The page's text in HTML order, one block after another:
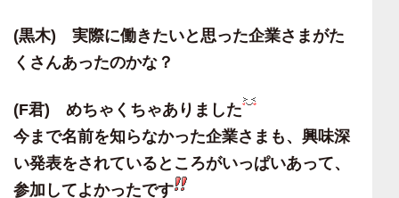
(黒木) 実際に働きたいと思った企業さまがた
くさんあったのかな？
(F君) めちゃくちゃありました
今まで名前を知らなかった企業さまも、興味深
い発表をされているところがいっぱいあって、
参加してよかったです